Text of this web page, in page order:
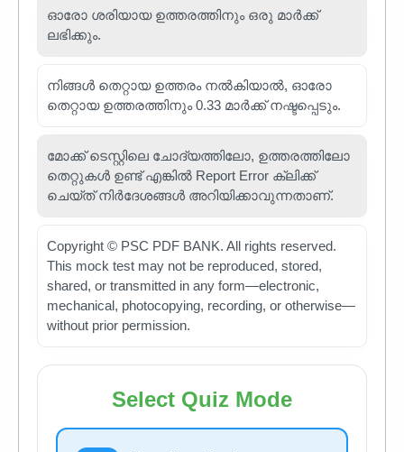
ഓരോ ശരിയായ ഉത്തരത്തിനും ഒരു മാർക്ക്
ലഭിക്കും.
നിങ്ങൾ തെറ്റായ ഉത്തരം നൽകിയാൽ, ഓരോ
തെറ്റായ ഉത്തരത്തിനും 0.33 മാർക്ക് നഷ്ടപ്പെടും.
മോക്ക് ടെസ്റ്റിലെ ചോദ്യത്തിലോ, ഉത്തരത്തിലോ
തെറ്റുകൾ ഉണ്ട് എങ്കിൽ Report Error ക്ലിക്ക്
ചെയ്ത് നിർദേശങ്ങൾ അറിയിക്കാവുന്നതാണ്.
Copyright © PSC PDF BANK. All rights reserved.
This mock test may not be reproduced, stored,
shared, or transmitted in any form—electronic,
mechanical, photocopying, recording, or otherwise—
without prior permission.
Select Quiz Mode